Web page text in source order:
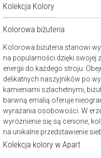
Kolekcja Kolory
Kolorowa biżuteria
Kolorowa biżuteria stanowi
na popularności dzięki swojej
energii do każdego stroju.
delikatnych naszyjników po
kamieniami szlachetnymi,
barwną emalią oferuje
wyrażania osobowości. W
wyróżnienie się są cenione,
na unikalne przedstawienie
Kolekcja kolory w Apart